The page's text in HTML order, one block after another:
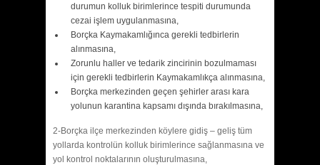
durumun kolluk birimlerince tespiti durumunda
cezai işlem uygulanmasına,
Borçka Kaymakamlığınca gerekli tedbirlerin
alınmasına,
Zorunlu haller ve tedarik zincirinin bozulmaması
için gerekli tedbirlerin Kaymakamlıkça alınmasına,
Borçka merkezinden geçen şehirler arası kara
yolunun karantina kapsamı dışında bırakılmasına,
2-Borçka ilçe merkezinden köylere gidiş – geliş tüm
yollarda kontrolün kolluk birimlerince sağlanmasına ve
yol kontrol noktalarının oluşturulmasına,